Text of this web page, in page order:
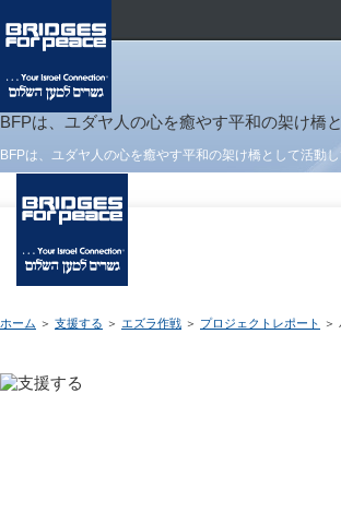
BFPは、ユダヤ人の心を癒やす平和の架け橋
BFPは、ユダヤ人の心を癒やす平和の架け橋として活動
ホーム ＞ 支援する ＞ エズラ作戦 ＞ プロジェクトレポート ＞